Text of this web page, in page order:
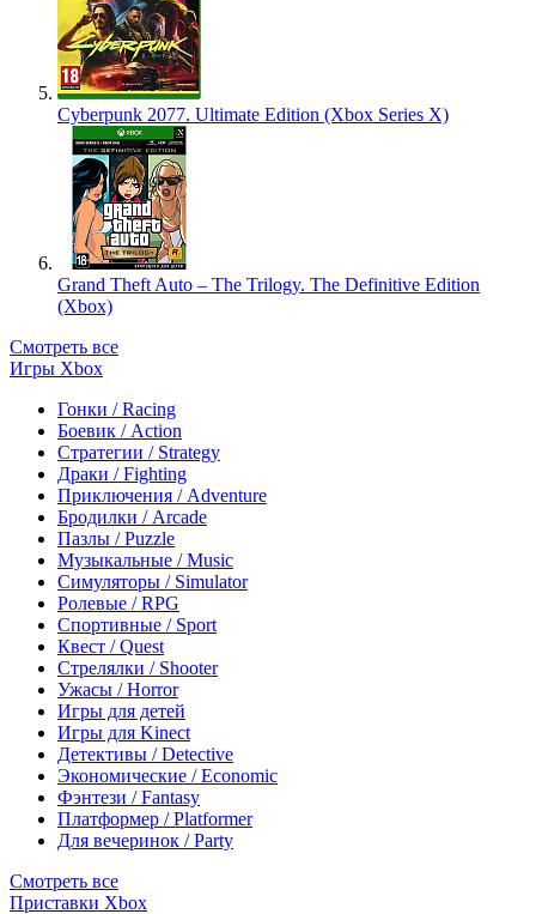
Cyberpunk 2077. Ultimate Edition (Xbox Series X)
Grand Theft Auto – The Trilogy. The Definitive Edition
(Xbox)
Смотреть все
Игры Xbox
Гонки / Racing
Боевик / Action
Стратегии / Strategy
Драки / Fighting
Приключения / Adventure
Бродилки / Arcade
Пазлы / Puzzle
Музыкальные / Music
Симуляторы / Simulator
Ролевые / RPG
Спортивные / Sport
Квест / Quest
Стрелялки / Shooter
Ужасы / Horror
Игры для детей
Игры для Kinect
Детективы / Detective
Экономические / Economic
Фэнтези / Fantasy
Платформер / Platformer
Для вечеринок / Party
Смотреть все
Приставки Xbox